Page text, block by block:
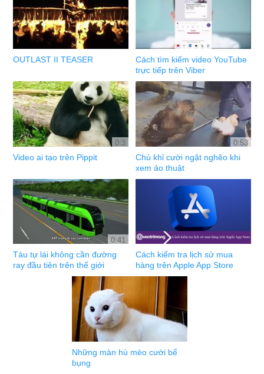
OUTLAST II TEASER
Cách tìm kiếm video YouTube
trực tiếp trên Viber
0:3
Video ai tạo trên Pippit
0:53
Chú khỉ cười ngặt nghẽo khi
xem ảo thuật
0:41
Tàu tự lái không cần đường
ray đầu tiên trên thế giới
Cách kiểm tra lịch sử mua
hàng trên Apple App Store
Những màn hù mèo cười bể
bụng